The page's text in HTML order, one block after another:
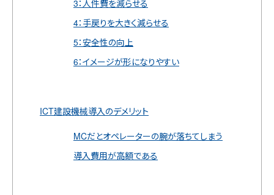
3：人件費を減らせる
4：手戻りを大きく減らせる
5：安全性の向上
6：イメージが形になりやすい
ICT建設機械導入のデメリット
MCだとオペレーターの腕が落ちてしまう
導入費用が高額である